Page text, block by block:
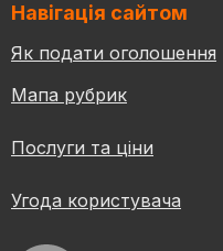
Навігація сайтом
Як подати оголошення
Мапа рубрик
Послуги та ціни
Угода користувача